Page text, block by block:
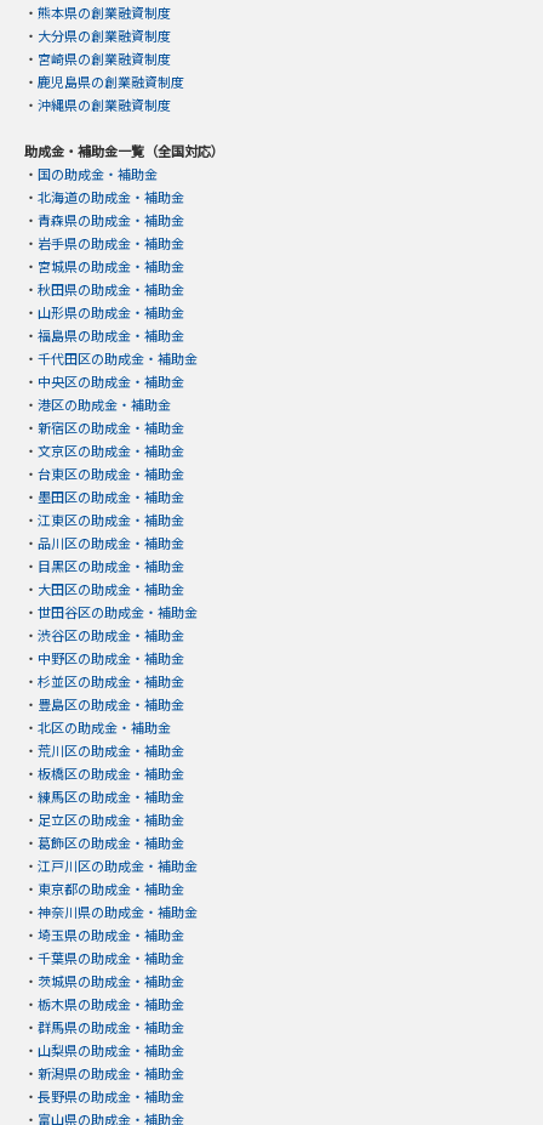
・ 熊本県の創業融資制度
・ 大分県の創業融資制度
・ 宮崎県の創業融資制度
・ 鹿児島県の創業融資制度
・ 沖縄県の創業融資制度
助成金・補助金一覧（全国対応）
・ 国の助成金・補助金
・ 北海道の助成金・補助金
・ 青森県の助成金・補助金
・ 岩手県の助成金・補助金
・ 宮城県の助成金・補助金
・ 秋田県の助成金・補助金
・ 山形県の助成金・補助金
・ 福島県の助成金・補助金
・ 千代田区の助成金・補助金
・ 中央区の助成金・補助金
・ 港区の助成金・補助金
・ 新宿区の助成金・補助金
・ 文京区の助成金・補助金
・ 台東区の助成金・補助金
・ 墨田区の助成金・補助金
・ 江東区の助成金・補助金
・ 品川区の助成金・補助金
・ 目黒区の助成金・補助金
・ 大田区の助成金・補助金
・ 世田谷区の助成金・補助金
・ 渋谷区の助成金・補助金
・ 中野区の助成金・補助金
・ 杉並区の助成金・補助金
・ 豊島区の助成金・補助金
・ 北区の助成金・補助金
・ 荒川区の助成金・補助金
・ 板橋区の助成金・補助金
・ 練馬区の助成金・補助金
・ 足立区の助成金・補助金
・ 葛飾区の助成金・補助金
・ 江戸川区の助成金・補助金
・ 東京都の助成金・補助金
・ 神奈川県の助成金・補助金
・ 埼玉県の助成金・補助金
・ 千葉県の助成金・補助金
・ 茨城県の助成金・補助金
・ 栃木県の助成金・補助金
・ 群馬県の助成金・補助金
・ 山梨県の助成金・補助金
・ 新潟県の助成金・補助金
・ 長野県の助成金・補助金
・ 富山県の助成金・補助金